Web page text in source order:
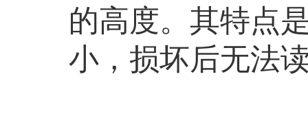
的高度。其特点
小，损坏后无法